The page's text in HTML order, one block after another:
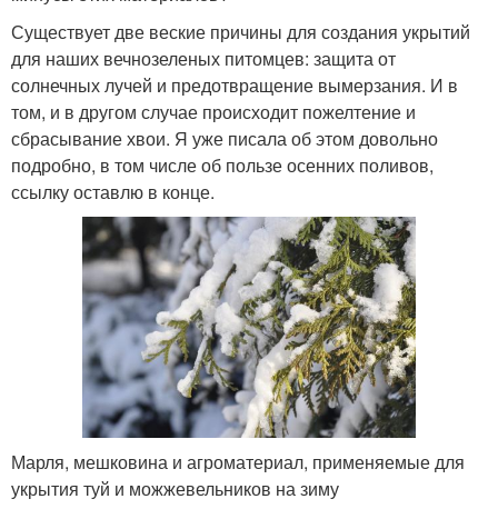
Существует две веские причины для создания укрытий
для наших вечнозеленых питомцев: защита от
солнечных лучей и предотвращение вымерзания. И в
том, и в другом случае происходит пожелтение и
сбрасывание хвои. Я уже писала об этом довольно
подробно, в том числе об пользе осенних поливов,
ссылку оставлю в конце.
Марля, мешковина и агроматериал, применяемые для
укрытия туй и можжевельников на зиму